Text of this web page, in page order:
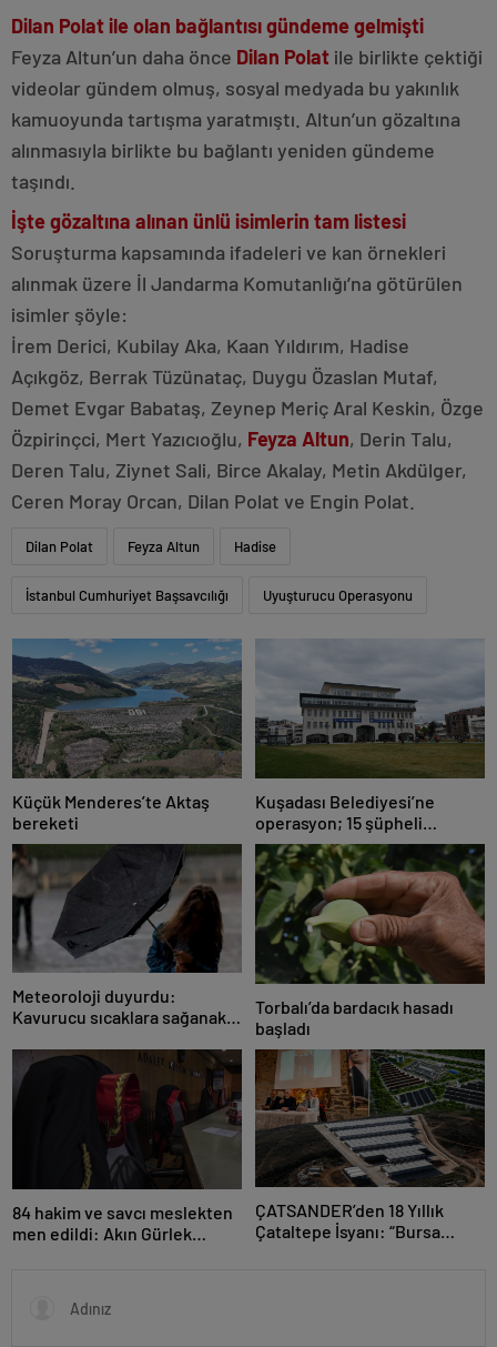
Dilan Polat ile olan bağlantısı gündeme gelmişti
Feyza Altun’un daha önce Dilan Polat ile birlikte çektiği
videolar gündem olmuş, sosyal medyada bu yakınlık
kamuoyunda tartışma yaratmıştı. Altun’un gözaltına
alınmasıyla birlikte bu bağlantı yeniden gündeme
taşındı.
İşte gözaltına alınan ünlü isimlerin tam listesi
Soruşturma kapsamında ifadeleri ve kan örnekleri
alınmak üzere İl Jandarma Komutanlığı’na götürülen
isimler şöyle:
İrem Derici, Kubilay Aka, Kaan Yıldırım, Hadise
Açıkgöz, Berrak Tüzünataç, Duygu Özaslan Mutaf,
Demet Evgar Babataş, Zeynep Meriç Aral Keskin, Özge
Özpirinçci, Mert Yazıcıoğlu, Feyza Altun, Derin Talu,
Deren Talu, Ziynet Sali, Birce Akalay, Metin Akdülger,
Ceren Moray Orcan, Dilan Polat ve Engin Polat.
Dilan Polat Feyza Altun Hadise
İstanbul Cumhuriyet Başsavcılığı Uyuşturucu Operasyonu
Küçük Menderes’te Aktaş
bereketi
Kuşadası Belediyesi’ne
operasyon; 15 şüpheli
gözaltına alındı
Meteoroloji duyurdu:
Kavurucu sıcaklara sağanak
Torbalı’da bardacık hasadı
başladı
84 hakim ve savcı meslekten
men edildi: Akın Gürlek
ÇATSANDER’den 18 Yıllık
Çataltepe İsyanı: “Bursa